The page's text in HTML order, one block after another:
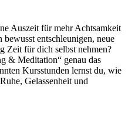
Auszeit für mehr Achtsamkeit
entschleunigen, neue
Zeit für dich selbst nehmen?
& Meditation“ genau das
Kursstunden lernst du, wie
Gelassenheit und